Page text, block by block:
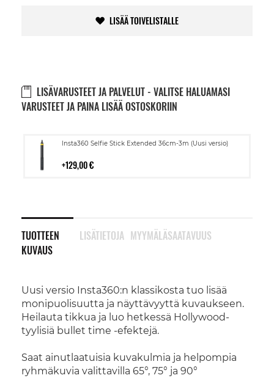
LISÄÄ TOIVELISTALLE
LISÄVARUSTEET JA PALVELUT - VALITSE HALUAMASI
VARUSTEET JA PAINA LISÄÄ OSTOSKORIIN
Insta360 Selfie Stick Extended 36cm-3m (Uusi versio)
129,00 €
Lisää
TUOTTEEN
KUVAUS
Uusi versio Insta360:n klassikosta tuo lisää
monipuolisuutta ja näyttävyyttä kuvaukseen.
Heilauta tikkua ja luo hetkessä Hollywood-
tyylisiä bullet time -efektejä.
Saat ainutlaatuisia kuvakulmia ja helpompia
ryhmäkuvia valittavilla 65°, 75° ja 90°
LISÄTIETOJA MYYMÄLÄSAATAVUUS